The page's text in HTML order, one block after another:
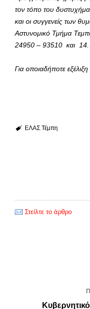
τον τόπο του
και οι συγγενείς των
Αστυνομικό Τμήμα
24950 – 93510 και 14.
Για οποιαδήποτε
ΕΛΑΣ Τέμπη
Στείλτε το άρθρο